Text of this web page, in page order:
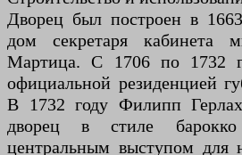
Дворец был построен в
дом секретаря кабинета
Мартица. С 1706 по 1732
официальной резиденцией
В 1732 году Филипп
дворец в стиле
центральным выступом для